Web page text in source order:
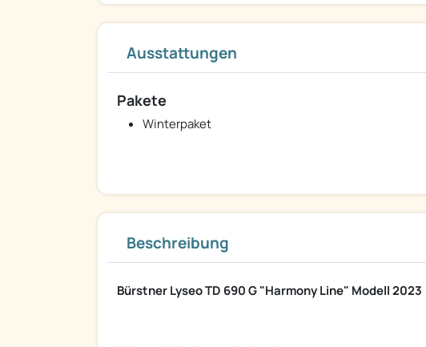
Ausstattungen
Pakete
Winterpaket
Beschreibung
Bürstner Lyseo TD 690 G "Harmony Line" Modell 2023